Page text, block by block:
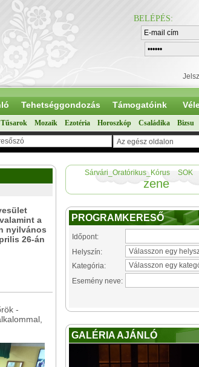
BELÉPÉS:
Tehetséggondozás Támogatóink
Tűsarok Mozaik Ezotéria Horoszkóp Családika Bizsu
a
nyilvános
26-án
-
Sárvári_Oratórikus_Kórus SOK
zene
PROGRAMKERESŐ
Időpont:
Helyszín:
Kategória:
Esemény neve:
GALÉRIA AJÁNLÓ